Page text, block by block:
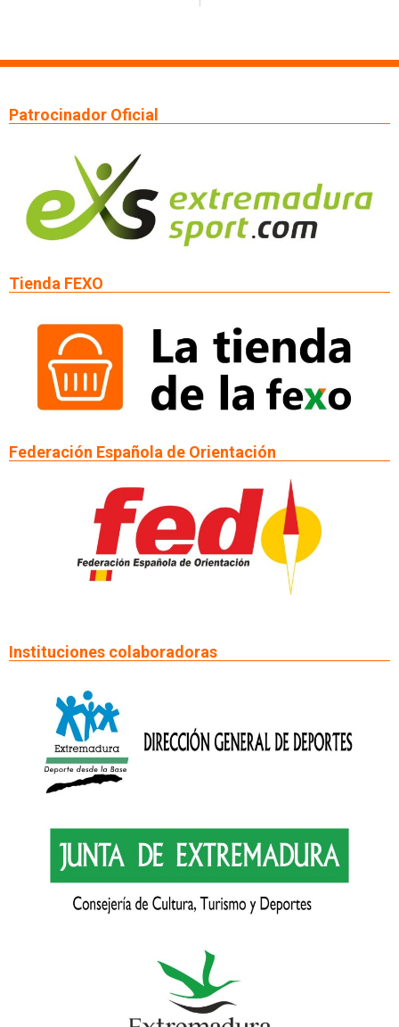
Patrocinador Oficial
Tienda FEXO
Federación Española de Orientación
Instituciones colaboradoras